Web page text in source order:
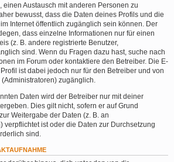
einen Austausch mit anderen Personen zu
bewusst, dass die Daten deines Profils und die
Internet öffentlich zugänglich sein können. Der
dass einzelne Informationen nur für einen
(z. B. andere registrierte Benutzer,
sind. Wenn du Fragen dazu hast, suche nach
im Forum oder kontaktiere den Betreiber. Die E-
ist dabei jedoch nur für den Betreiber und von
zugänglich.
Daten wird der Betreiber nur mit deiner
Dies gilt nicht, sofern er auf Grund
Weitergabe der Daten (z. B. an
verpflichtet ist oder die Daten zur Durchsetzung
sind.